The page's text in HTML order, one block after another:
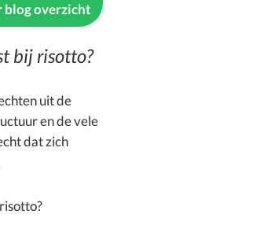
blog overzicht
bij risotto?
uit de
en de vele
dat zich